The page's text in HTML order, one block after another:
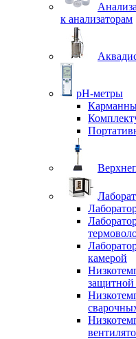
к анализаторам
pH-метры
камерой
защитной